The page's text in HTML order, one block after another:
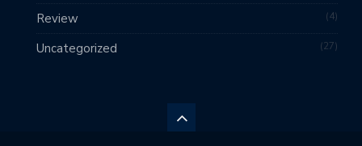
Review 4
Uncategorized 27